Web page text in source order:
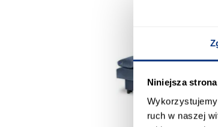
Niniejsza
ruch w naszej